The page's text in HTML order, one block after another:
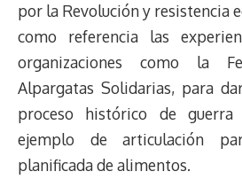
por la Revolución y resistencia
como referencia las
organizaciones como la
Alpargatas Solidarias, para
proceso histórico de guerra
ejemplo de articulación
planificada de alimentos.